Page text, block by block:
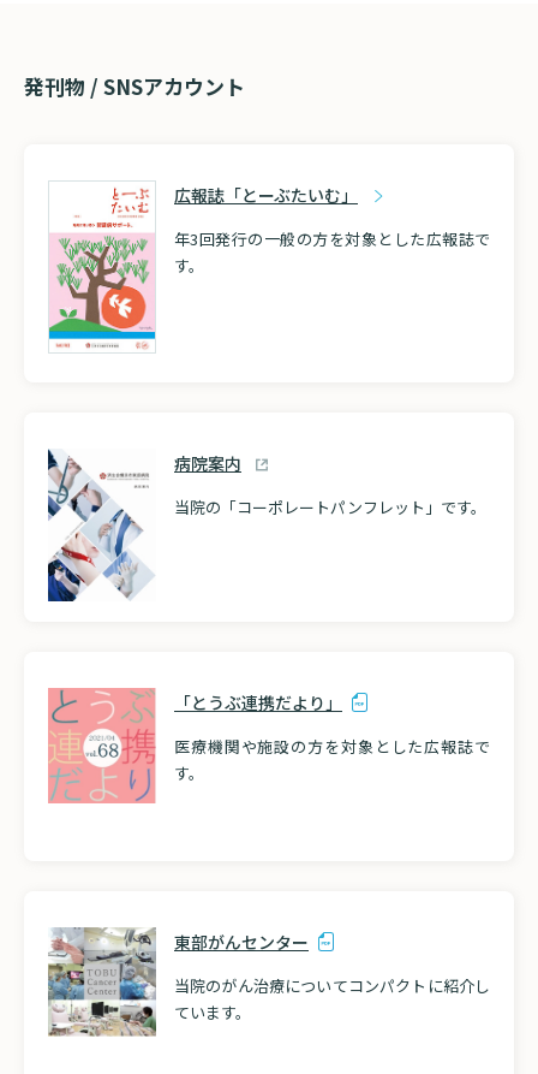
発刊物 / SNSアカウント
広報誌「とーぶたいむ」
年3回発行の一般の方を対象とした広報誌で
す。
病院案内
当院の「コーポレートパンフレット」です。
「とうぶ連携だより」
医療機関や施設の方を対象とした広報誌で
す。
東部がんセンター
当院のがん治療についてコンパクトに紹介し
ています。